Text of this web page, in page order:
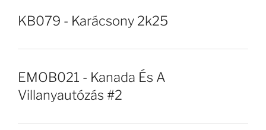
KB079 - Karácsony 2k25
EMOB021 - Kanada És A
Villanyautózás #2